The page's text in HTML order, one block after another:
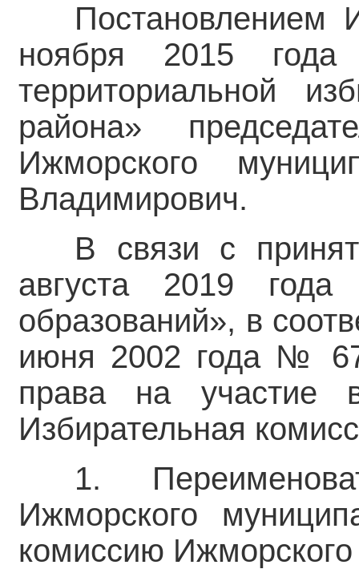
Постановлением
ноября 2015
территориальной
района»
Ижморского
Владимирович.
В связи с
августа 2019
образований», в
июня 2002 года №
права на участие
Избирательная
1.
Ижморского
комиссию Ижморского